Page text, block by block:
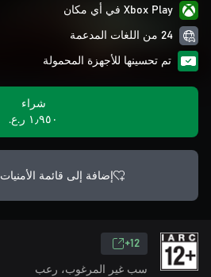
Xbox Play في أي مكان
24 من اللغات المدعمة
تم تحسينها للأجهزة المحمولة
شراء
١٫٩٥٠ ر.ع.‏
إضافة إلى قائمة الأمنيات
12+
سب غير المرغوب، رعب